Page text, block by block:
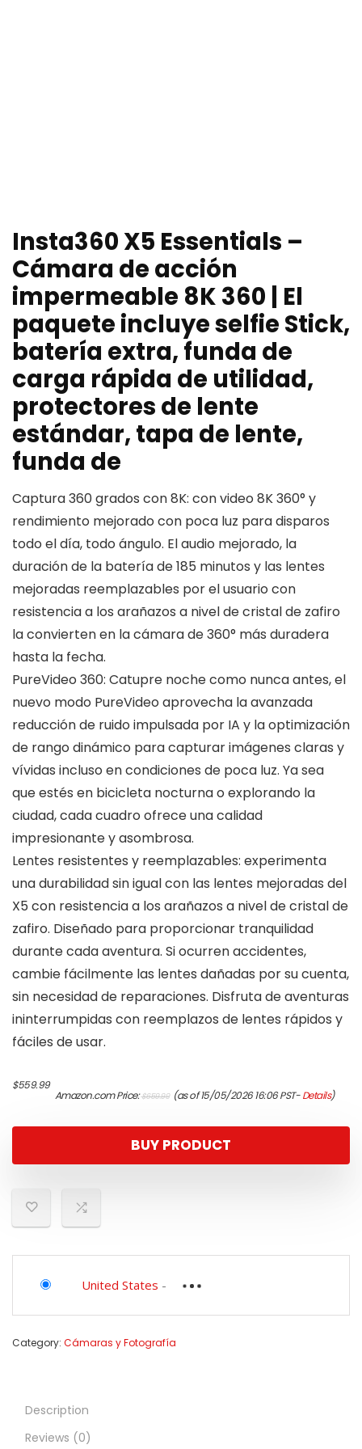
Insta360 X5 Essentials –
Cámara de acción
impermeable 8K 360 | El
paquete incluye selfie Stick,
batería extra, funda de
carga rápida de utilidad,
protectores de lente
estándar, tapa de lente,
funda de
Captura 360 grados con 8K: con video 8K 360° y
rendimiento mejorado con poca luz para disparos
todo el día, todo ángulo. El audio mejorado, la
duración de la batería de 185 minutos y las lentes
mejoradas reemplazables por el usuario con
resistencia a los arañazos a nivel de cristal de zafiro
la convierten en la cámara de 360° más duradera
hasta la fecha.
PureVideo 360: Catupre noche como nunca antes, el
nuevo modo PureVideo aprovecha la avanzada
reducción de ruido impulsada por IA y la optimización
de rango dinámico para capturar imágenes claras y
vívidas incluso en condiciones de poca luz. Ya sea
que estés en bicicleta nocturna o explorando la
ciudad, cada cuadro ofrece una calidad
impresionante y asombrosa.
Lentes resistentes y reemplazables: experimenta
una durabilidad sin igual con las lentes mejoradas del
X5 con resistencia a los arañazos a nivel de cristal de
zafiro. Diseñado para proporcionar tranquilidad
durante cada aventura. Si ocurren accidentes,
cambie fácilmente las lentes dañadas por su cuenta,
sin necesidad de reparaciones. Disfruta de aventuras
ininterrumpidas con reemplazos de lentes rápidos y
fáciles de usar.
Amazon.com Price:$659.99price
$659.99.
$559.99
price
$559.99.
(as of 15/05/2026 16:06 PST-Details)
BUY PRODUCT
United States -
Category: Cámaras y Fotografía
Description
Reviews (0)